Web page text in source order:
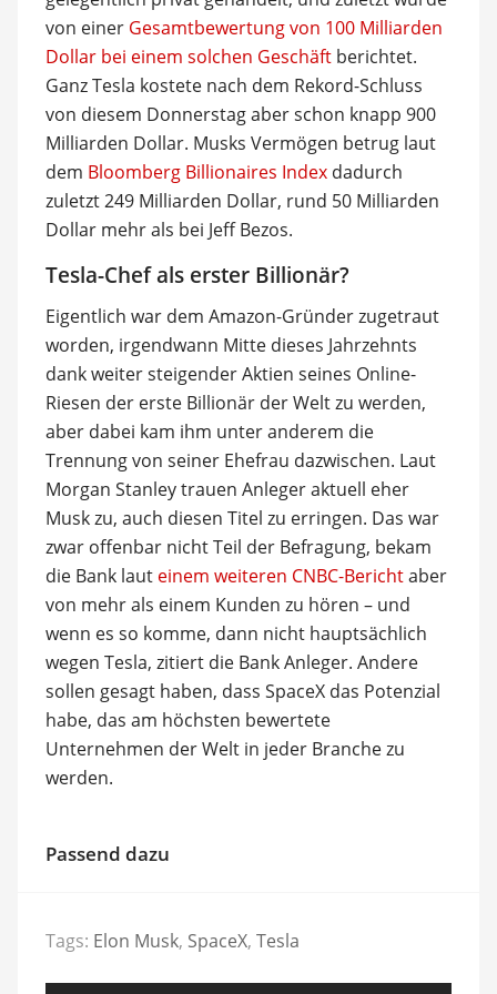
von einer Gesamtbewertung von 100 Milliarden
Dollar bei einem solchen Geschäftberichtet.
Ganz Tesla kostete nach dem Rekord-Schluss
von diesem Donnerstag aber schon knapp 900
Milliarden Dollar. Musks Vermögen betrug laut
dem Bloomberg Billionaires Indexdadurch
zuletzt 249 Milliarden Dollar, rund 50 Milliarden
Dollar mehr als bei Jeff Bezos.
Tesla-Chef als erster Billionär?
Eigentlich war dem Amazon-Gründer zugetraut
worden, irgendwann Mitte dieses Jahrzehnts
dank weiter steigender Aktien seines Online-
Riesen der erste Billionär der Welt zu werden,
aber dabei kam ihm unter anderem die
Trennung von seiner Ehefrau dazwischen. Laut
Morgan Stanley trauen Anleger aktuell eher
Musk zu, auch diesen Titel zu erringen. Das war
zwar offenbar nicht Teil der Befragung, bekam
die Bank laut einem weiteren CNBC-Berichtaber
von mehr als einem Kunden zu hören – und
wenn es so komme, dann nicht hauptsächlich
wegen Tesla, zitiert die Bank Anleger. Andere
sollen gesagt haben, dass SpaceX das Potenzial
habe, das am höchsten bewertete
Unternehmen der Welt in jeder Branche zu
werden.
Passend dazu
Tags: Elon Musk, SpaceX, Tesla